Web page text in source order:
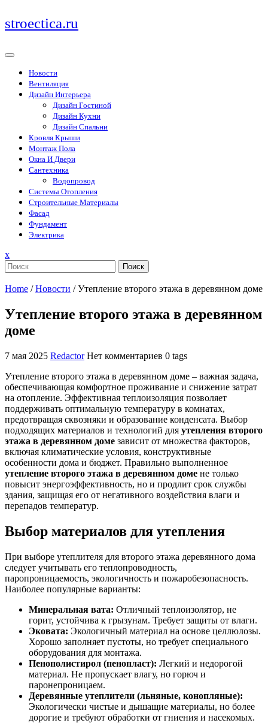
Перейти
к
stroectica.ru
Новости
Вентиляция
Дизайн Интерьера
Дизайн Гостиной
Дизайн Кухни
Дизайн Спальни
Кровля Крыши
Монтаж Пола
Окна И Двери
Сантехника
Водопровод
Системы Отопления
Строительные Материалы
Фасад
Фундамент
Электрика
xЗакрыть
меню
Поиск
Home /Новости /Утепление второго этажа в деревянном доме
Утепление второго этажа в деревянном
доме
7 мая 2025 Redactor Нет комментариев 0 tags
Утепление второго этажа в деревянном доме – важная задача,
обеспечивающая комфортное проживание и снижение затрат
на отопление. Эффективная теплоизоляция позволяет
поддерживать оптимальную температуру в комнатах,
предотвращая сквозняки и образование конденсата. Выбор
подходящих материалов и технологий для утепления второго
этажа в деревянном доме зависит от множества факторов,
включая климатические условия, конструктивные
особенности дома и бюджет. Правильно выполненное
утепление второго этажа в деревянном доме не только
повысит энергоэффективность, но и продлит срок службы
здания, защищая его от негативного воздействия влаги и
перепадов температур.
Выбор материалов для утепления
При выборе утеплителя для второго этажа деревянного дома
следует учитывать его теплопроводность,
паропроницаемость, экологичность и пожаробезопасность.
Наиболее популярные варианты:
Минеральная вата: Отличный теплоизолятор, не
горит, устойчива к грызунам. Требует защиты от влаги.
Эковата: Экологичный материал на основе целлюлозы.
Хорошо заполняет пустоты, но требует специального
оборудования для монтажа.
Пенополистирол (пенопласт): Легкий и недорогой
материал. Не пропускает влагу, но горюч и
паронепроницаем.
Деревянные утеплители (льняные, конопляные):
Экологически чистые и дышащие материалы, но более
дорогие и требуют обработки от гниения и насекомых.